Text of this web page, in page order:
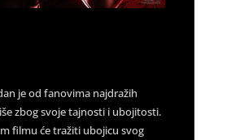
je od fanovima najdražih
zbog svoje tajnosti i ubojitosti.
filmu će tražiti ubojicu svog